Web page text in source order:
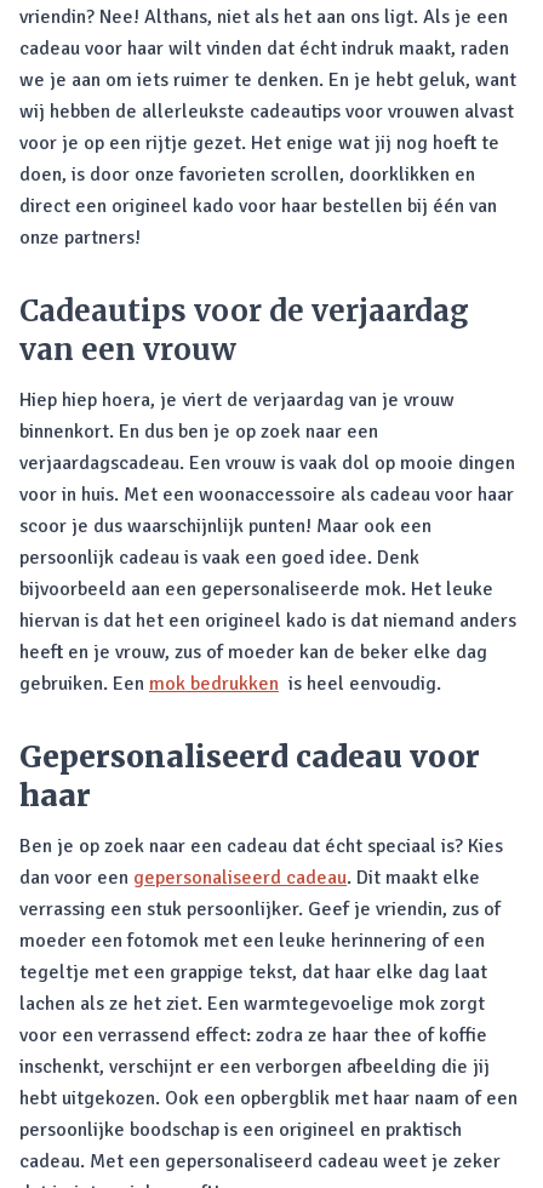
vriendin? Nee! Althans, niet als het aan ons ligt. Als je een
cadeau voor haar wilt vinden dat écht indruk maakt, raden
we je aan om iets ruimer te denken. En je hebt geluk, want
wij hebben de allerleukste cadeautips voor vrouwen alvast
voor je op een rijtje gezet. Het enige wat jij nog hoeft te
doen, is door onze favorieten scrollen, doorklikken en
direct een origineel kado voor haar bestellen bij één van
onze partners!
Cadeautips voor de verjaardag
van een vrouw
Hiep hiep hoera, je viert de verjaardag van je vrouw
binnenkort. En dus ben je op zoek naar een
verjaardagscadeau. Een vrouw is vaak dol op mooie dingen
voor in huis. Met een woonaccessoire als cadeau voor haar
scoor je dus waarschijnlijk punten! Maar ook een
persoonlijk cadeau is vaak een goed idee. Denk
bijvoorbeeld aan een gepersonaliseerde mok. Het leuke
hiervan is dat het een origineel kado is dat niemand anders
heeft en je vrouw, zus of moeder kan de beker elke dag
gebruiken. Een mok bedrukken is heel eenvoudig.
Gepersonaliseerd cadeau voor
haar
Ben je op zoek naar een cadeau dat écht speciaal is? Kies
dan voor een gepersonaliseerd cadeau. Dit maakt elke
verrassing een stuk persoonlijker. Geef je vriendin, zus of
moeder een fotomok met een leuke herinnering of een
tegeltje met een grappige tekst, dat haar elke dag laat
lachen als ze het ziet. Een warmtegevoelige mok zorgt
voor een verrassend effect: zodra ze haar thee of koffie
inschenkt, verschijnt er een verborgen afbeelding die jij
hebt uitgekozen. Ook een opbergblik met haar naam of een
persoonlijke boodschap is een origineel en praktisch
cadeau. Met een gepersonaliseerd cadeau weet je zeker